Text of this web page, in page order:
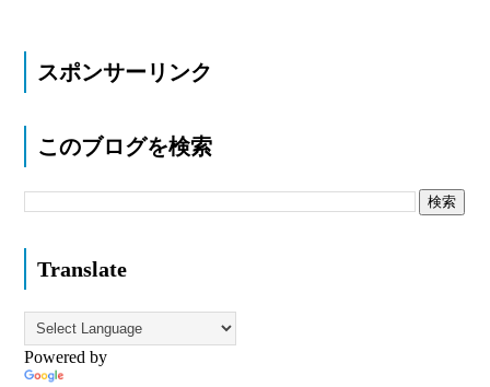
スポンサーリンク
このブログを検索
Translate
Powered by